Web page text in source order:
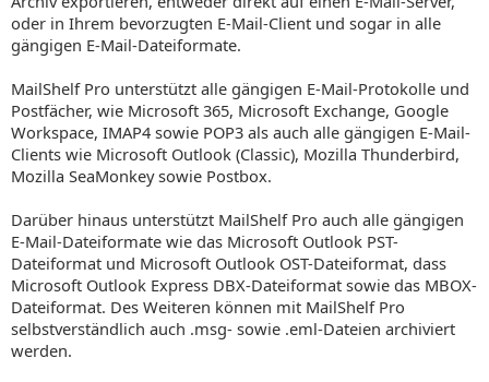
oder in Ihrem bevorzugten E-Mail-Client und sogar in alle
gängigen E-Mail-Dateiformate.
MailShelf Pro unterstützt alle gängigen E-Mail-Protokolle und
Postfächer, wie Microsoft 365, Microsoft Exchange, Google
Workspace, IMAP4 sowie POP3 als auch alle gängigen E-Mail-
Clients wie Microsoft Outlook (Classic), Mozilla Thunderbird,
Mozilla SeaMonkey sowie Postbox.
Darüber hinaus unterstützt MailShelf Pro auch alle gängigen
E-Mail-Dateiformate wie das Microsoft Outlook PST-
Dateiformat und Microsoft Outlook OST-Dateiformat, dass
Microsoft Outlook Express DBX-Dateiformat sowie das MBOX-
Dateiformat. Des Weiteren können mit MailShelf Pro
selbstverständlich auch .msg- sowie .eml-Dateien archiviert
werden.